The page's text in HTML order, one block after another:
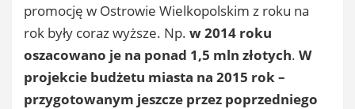
promocję w Ostrowie Wielkopolskim z roku na
rok były coraz wyższe. Np. w 2014 roku
oszacowano je na ponad 1,5 mln złotych. W
projekcie budżetu miasta na 2015 rok –
przygotowanym jeszcze przez poprzedniego